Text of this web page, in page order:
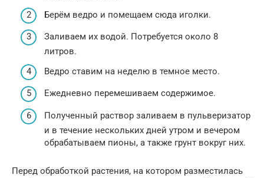
Берём ведро и помещаем сюда иголки.
Заливаем их водой. Потребуется около 8
литров.
Ведро ставим на неделю в темное место.
Ежедневно перемешиваем содержимое.
Полученный раствор заливаем в пульверизатор
и в течение нескольких дней утром и вечером
обрабатываем пионы, а также грунт вокруг них.
Перед обработкой растения, на котором разместилась